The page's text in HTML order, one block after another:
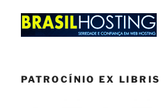
PATROCÍNIO EX LIBRIS